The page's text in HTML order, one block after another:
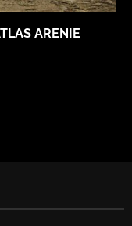
ARENIE